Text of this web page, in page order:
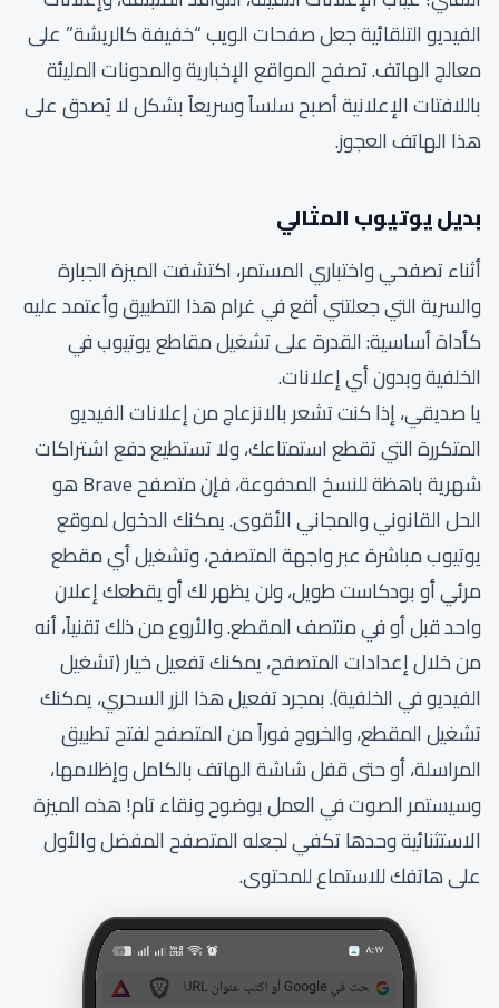
الفيديو التلقائية جعل صفحات الويب “خفيفة كالريشة” على
معالج الهاتف. تصفح المواقع الإخبارية والمدونات المليئة
باللافتات الإعلانية أصبح سلساً وسريعاً بشكل لا يُصدق على
هذا الهاتف العجوز.
بديل يوتيوب المثالي
أثناء تصفحي واختباري المستمر، اكتشفت الميزة الجبارة
والسرية التي جعلتني أقع في غرام هذا التطبيق وأعتمد عليه
كأداة أساسية: القدرة على تشغيل مقاطع يوتيوب في
الخلفية وبدون أي إعلانات.
يا صديقي، إذا كنت تشعر بالانزعاج من إعلانات الفيديو
المتكررة التي تقطع استمتاعك، ولا تستطيع دفع اشتراكات
شهرية باهظة للنسخ المدفوعة، فإن متصفح Brave هو
الحل القانوني والمجاني الأقوى. يمكنك الدخول لموقع
يوتيوب مباشرة عبر واجهة المتصفح، وتشغيل أي مقطع
مرئي أو بودكاست طويل، ولن يظهر لك أو يقطعك إعلان
واحد قبل أو في منتصف المقطع. والأروع من ذلك تقنياً، أنه
من خلال إعدادات المتصفح، يمكنك تفعيل خيار (تشغيل
الفيديو في الخلفية). بمجرد تفعيل هذا الزر السحري، يمكنك
تشغيل المقطع، والخروج فوراً من المتصفح لفتح تطبيق
المراسلة، أو حتى قفل شاشة الهاتف بالكامل وإظلامها،
وسيستمر الصوت في العمل بوضوح ونقاء تام! هذه الميزة
الاستثنائية وحدها تكفي لجعله المتصفح المفضل والأول
على هاتفك للاستماع للمحتوى.